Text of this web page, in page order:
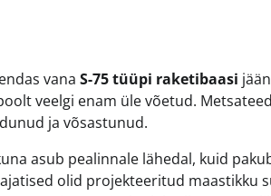
vana S-75 tüüpi raketibaasi
veelgi enam üle võetud.
ja võsastunud.
asub pealinnale lähedal, kuid
olid projekteeritud maastikku